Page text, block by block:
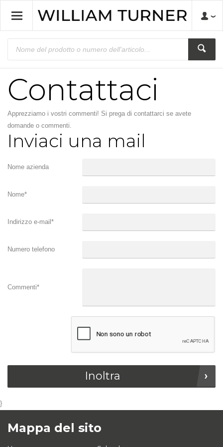
Contattaci
Apprezziamo i vostri commenti! Si prega di contattarci se avete
domande o commenti.
Inviaci una mail
Nome azienda
Nome*
Indirizzo e-mail *
Numero telefono
Commenti*
Inoltra
}
Mappa del sito